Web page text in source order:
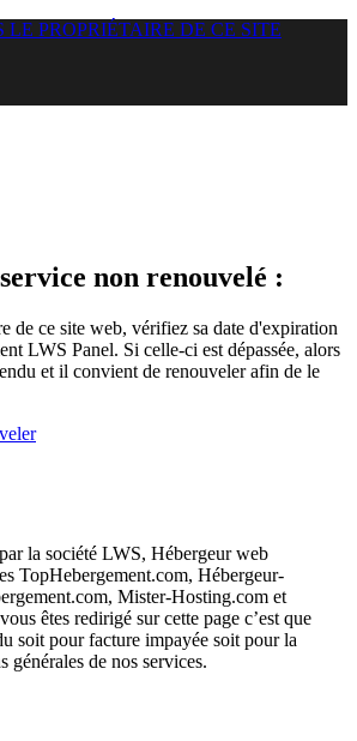
LE PROPRIÉTAIRE DE CE SITE
non renouvelé :
de ce site web, vérifiez sa date d'expiration
LWS Panel. Si celle-ci est dépassée, alors
et il convient de renouveler afin de le
la société LWS, Hébergeur web
TopHebergement.com, Hébergeur-
Mister-Hosting.com et
êtes redirigé sur cette page c’est que
soit pour facture impayée soit pour la
de nos services.